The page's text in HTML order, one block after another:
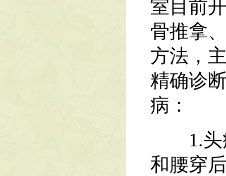
室目前
骨推拿
方法，
精确诊
病：
1.头痛
和腰穿